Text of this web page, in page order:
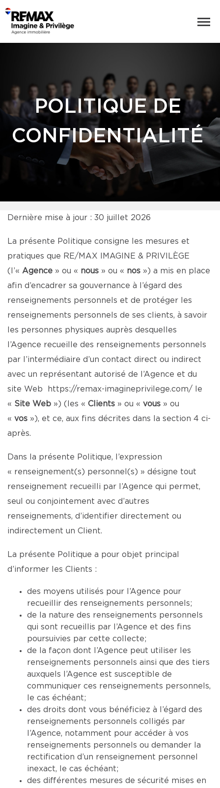
POLITIQUE DE
CONFIDENTIALITÉ
Dernière mise à jour : 30 juillet 2026
La présente Politique consigne les mesures et
pratiques que RE/MAX IMAGINE & PRIVILÈGE
(l’« Agence » ou « nous » ou « nos ») a mis en place
afin d’encadrer sa gouvernance à l’égard des
renseignements personnels et de protéger les
renseignements personnels de ses clients, à savoir
les personnes physiques auprès desquelles
l’Agence recueille des renseignements personnels
par l’intermédiaire d’un contact direct ou indirect
avec un représentant autorisé de l’Agence et du
site Web
https://remax-imagineprivilege.com/ le
« Site Web ») (les « Clients » ou « vous » ou
« vos »), et ce, aux fins décrites dans la section 4 ci-
après.
Dans la présente Politique, l’expression
« renseignement(s) personnel(s) » désigne tout
renseignement recueilli par l’Agence qui permet,
seul ou conjointement avec d’autres
renseignements, d’identifier directement ou
indirectement un Client.
La présente Politique a pour objet principal
d’informer les Clients :
des moyens utilisés pour l’Agence pour
recueillir des renseignements personnels;
de la nature des renseignements personnels
qui sont recueillis par l’Agence et des fins
poursuivies par cette collecte;
de la façon dont l’Agence peut utiliser les
renseignements personnels ainsi que des tiers
auxquels l’Agence est susceptible de
communiquer ces renseignements personnels,
le cas échéant;
des droits dont vous bénéficiez à l’égard des
renseignements personnels colligés par
l’Agence, notamment pour accéder à vos
renseignements personnels ou demander la
rectification d’un renseignement personnel
inexact, le cas échéant;
des différentes mesures de sécurité mises en